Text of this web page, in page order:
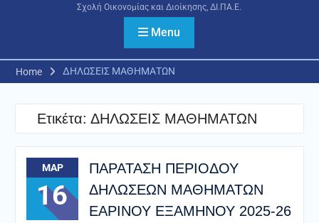
Σχολή Οικονομίας και Διοίκησης, ΔΙ.ΠΑ.Ε.
Menu
Home ΔΗΛΩΣΕΙΣ ΜΑΘΗΜΑΤΩΝ
Ετικέτα: ΔΗΛΩΣΕΙΣ ΜΑΘΗΜΑΤΩΝ
ΜΑΡ
16
ΠΑΡΑΤΑΣΗ ΠΕΡΙΟΔΟΥ
ΔΗΛΩΣΕΩΝ ΜΑΘΗΜΑΤΩΝ
ΕΑΡΙΝΟΥ ΕΞΑΜΗΝΟΥ 2025-26